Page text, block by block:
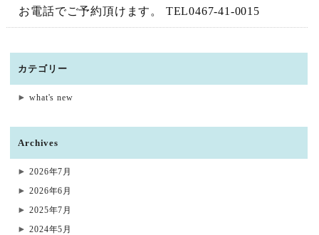
お電話でご予約頂けます。 TEL0467-41-0015
カテゴリー
what's new
Archives
2026年7月
2026年6月
2025年7月
2024年5月